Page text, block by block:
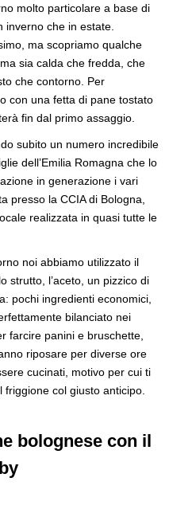
molto particolare a base di
inverno che in estate.
ma scopriamo qualche
sia calda che fredda, che
che contorno. Per
con una fetta di pane tostato
fin dal primo assaggio.
subito un numero incredibile
dell’Emilia Romagna che lo
in generazione i vari
presso la CCIA di Bologna,
realizzata in quasi tutte le
noi abbiamo utilizzato il
strutto, l’aceto, un pizzico di
pochi ingredienti economici,
bilanciato nei
farcire panini e bruschette,
riposare per diverse ore
cucinati, motivo per cui ti
col giusto anticipo.
bolognese con il